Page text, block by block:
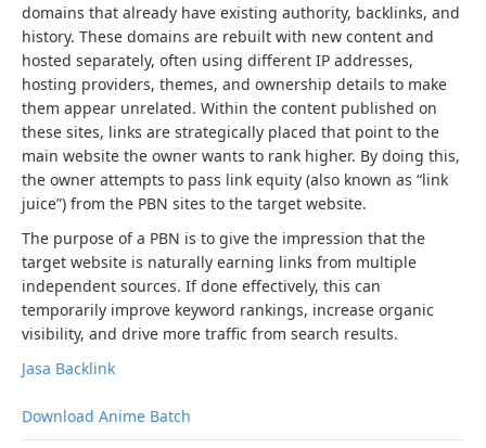
domains that already have existing authority, backlinks, and
history. These domains are rebuilt with new content and
hosted separately, often using different IP addresses,
hosting providers, themes, and ownership details to make
them appear unrelated. Within the content published on
these sites, links are strategically placed that point to the
main website the owner wants to rank higher. By doing this,
the owner attempts to pass link equity (also known as “link
juice”) from the PBN sites to the target website.
The purpose of a PBN is to give the impression that the
target website is naturally earning links from multiple
independent sources. If done effectively, this can
temporarily improve keyword rankings, increase organic
visibility, and drive more traffic from search results.
Jasa Backlink
Download Anime Batch